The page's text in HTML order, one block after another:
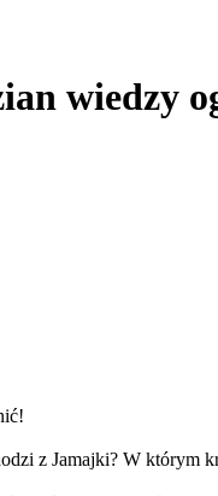
wiedzy
z Jamajki? W którym